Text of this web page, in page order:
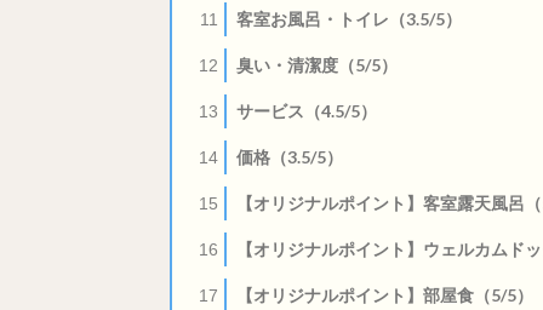
11 客室お風呂・トイレ（3.5/5）
12 臭い・清潔度（5/5）
13 サービス（4.5/5）
14 価格（3.5/5）
15 【オリジナルポイント】客室露天風呂（
16 【オリジナルポイント】ウェルカムド
17 【オリジナルポイント】部屋食（5/5）